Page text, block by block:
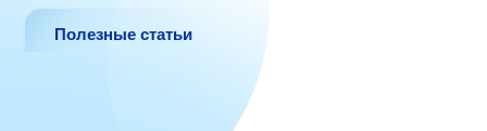
Полезные статьи